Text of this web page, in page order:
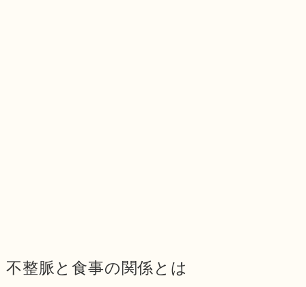
不整脈と食事の関係とは